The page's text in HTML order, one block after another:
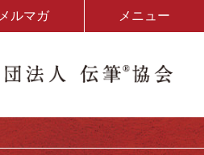
メルマガ メニュー